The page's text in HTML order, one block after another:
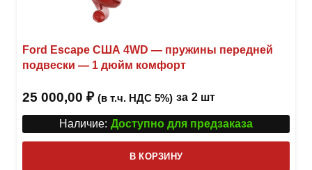
Ford Escape США 4WD — пружины передней
подвески — 1 дюйм комфорт
25 000,00 ₽ (в т.ч. НДС 5%) за 2 шт
Наличие: Доступно для предзаказа
В КОРЗИНУ